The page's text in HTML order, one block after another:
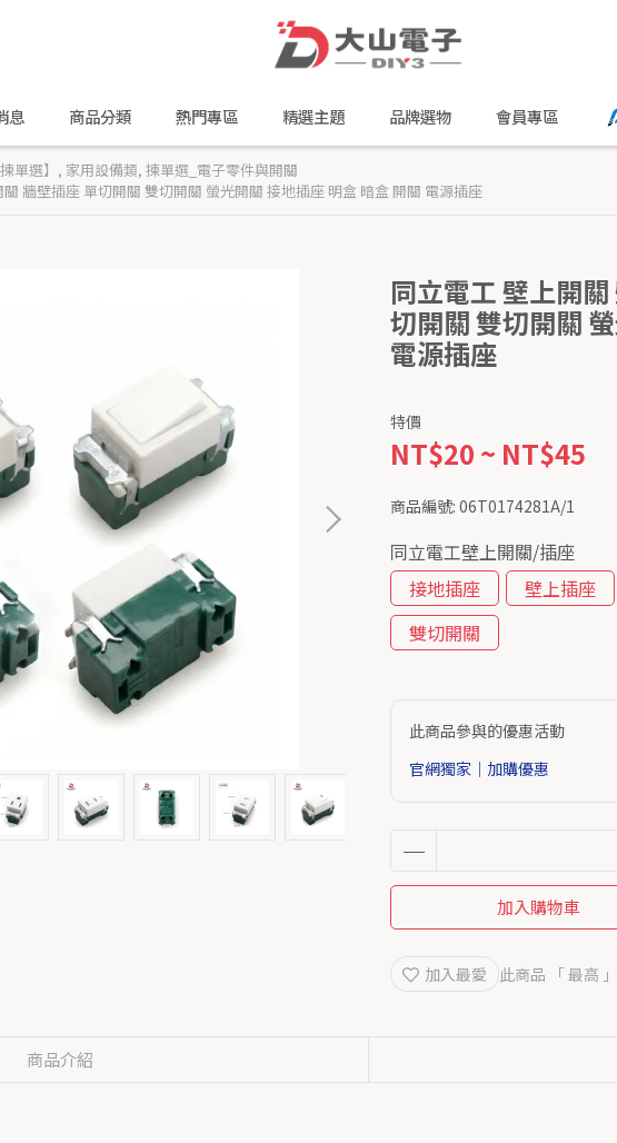
息 商品分類 熱門專區 精選主題 品牌選物 會員專區
揀單選】 , 家用設備類, 揀單選_電子零件與開關
牆壁插座 單切開關 雙切開關 螢光開關 接地插座 明盒 暗盒 開關 電源插座
同立電工 壁上開
切開關 雙切開關
電源插座
特價
NT$20 ~ NT$45
商品編號: 06T0174281A/1
同立電工壁上開關/插座
接地插座
壁上插座
雙切開關
此商品參與的優惠活動
官網獨家｜加購優惠
加入購物車
加入最愛 此商品 「 最高
商品介紹